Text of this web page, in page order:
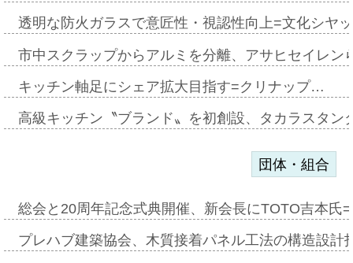
透明な防火ガラスで意匠性・視認性向上=文化シヤ
市中スクラップからアルミを分離、アサヒセイレ
キッチン軸足にシェア拡大目指す=クリナップ…
高級キッチン〝ブランド〟を初創設、タカラスタ
団体・組合
総会と20周年記念式典開催、新会長にTOTO吉本氏
プレハブ建築協会、木質接着パネル工法の構造設